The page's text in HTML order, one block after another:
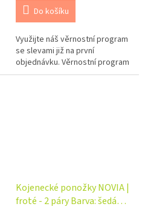
Do košíku
Využijte náš věrnostní program
se slevami již na první
objednávku. Věrnostní program
Kojenecké ponožky NOVIA |
froté - 2 páry Barva: šedá